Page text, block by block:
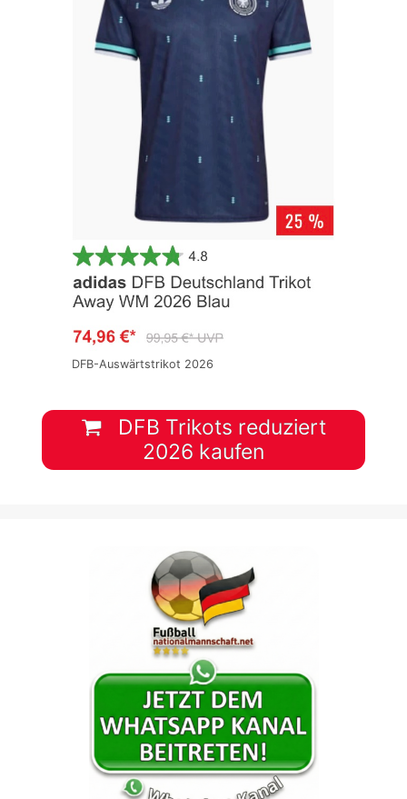
DFB-Auswärtstrikot 2026
DFB Trikots reduziert
2026 kaufen